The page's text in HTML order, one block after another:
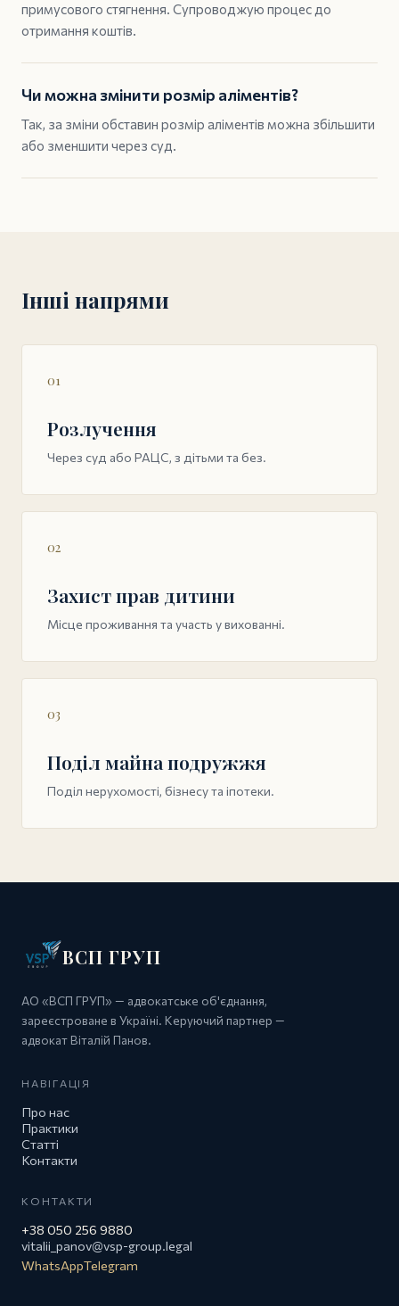
примусового стягнення. Супроводжую процес до
отримання коштів.
Чи можна змінити розмір аліментів?
Так, за зміни обставин розмір аліментів можна збільшити
або зменшити через суд.
Інші напрями
01
Розлучення
Через суд або РАЦС, з дітьми та без.
02
Захист прав дитини
Місце проживання та участь у вихованні.
03
Поділ майна подружжя
Поділ нерухомості, бізнесу та іпотеки.
ВСП ГРУП
АО «ВСП ГРУП» — адвокатське об'єднання,
зареєстроване в Україні. Керуючий партнер —
адвокат Віталій Панов.
НАВІГАЦІЯ
Про нас
Практики
Статті
Контакти
КОНТАКТИ
+38 050 256 9880
vitalii_panov@vsp-group.legal
WhatsAppTelegram